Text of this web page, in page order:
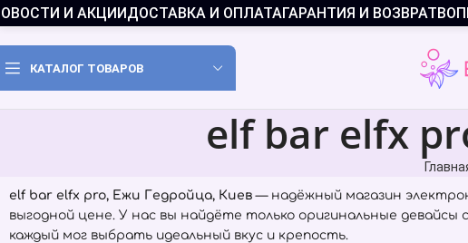
И АКЦИИДОСТАВКА И ОПЛАТАГАРАНТИЯ И ВОЗВРАТ
КАТАЛОГ ТОВАРОВ
elf bar elfx
elf bar elfx pro, Ежи Гедройца, Киев — надёжный магазин
выгодной цене. У нас вы найдёте только оригинальные
каждый мог выбрать идеальный вкус и крепость.